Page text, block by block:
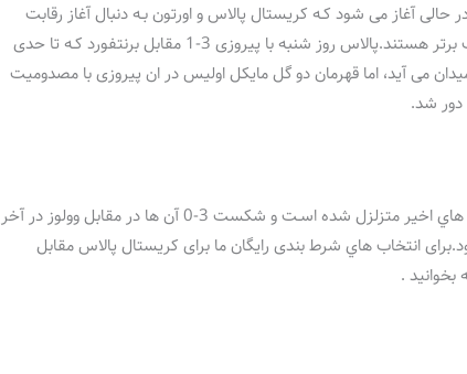
آغاز می شود کـه کریستال پالاس و اورتون بـه دنبال آغاز رقابت
هاي‌ جام حذفی دراین دیدار تماما لیگ برتر هستند.پالاس روز شنبه با پیروزی 3-1 مقابل برنتفورد کـه تا حدی
می آید، اما قهرمان دو گل مایکل اولیس در ان پیروزی با مصدومیت
دور شد.
در همین حال، احیای اورتون در هفته هاي‌ اخیر متزلزل شده اسـت و شکست 3-0 آن ها در مقابل وولوز در آخر
انتخاب هاي‌ شرط بندی رایگان ما برای کریستال پالاس مقابل